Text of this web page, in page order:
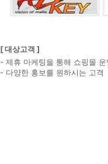
[ 대상고객 ]
- 제휴 마케팅을 통해 쇼핑몰
- 다양한 홍보를 원하시는 고객